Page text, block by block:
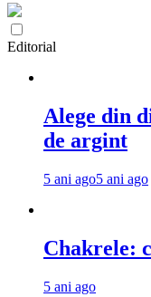
Editorial
Alege din
de argint
5 ani ago5 ani ago
Chakrele:
5 ani ago